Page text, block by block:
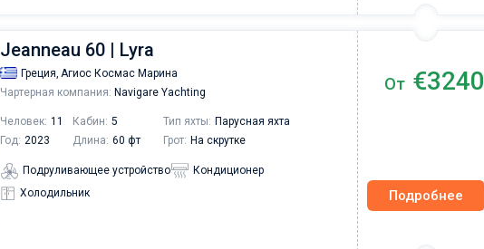
Jeanneau 60 | Lyra
Греция, Агиос Космас Марина
Чартерная компания: Navigare Yachting
Человек: 11 Кабин: 5 Тип яхты: Парусная яхта
Год: 2023 Длина: 60 фт Грот: На скрутке
Подруливающее устройство
Кондиционер
Холодильник
От €3240
Подробнее